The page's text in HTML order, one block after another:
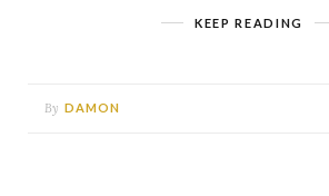
KEEP READING
By DAMON